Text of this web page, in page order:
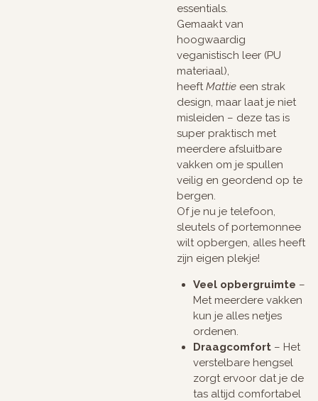
essentials.
Gemaakt van
hoogwaardig
veganistisch leer (PU
materiaal),
heeft Mattie een strak
design, maar laat je niet
misleiden – deze tas is
super praktisch met
meerdere afsluitbare
vakken om je spullen
veilig en geordend op te
bergen.
Of je nu je telefoon,
sleutels of portemonnee
wilt opbergen, alles heeft
zijn eigen plekje!
Veel opbergruimte –
Met meerdere vakken
kun je alles netjes
ordenen.
Draagcomfort– Het
verstelbare hengsel
zorgt ervoor dat je de
tas altijd comfortabel